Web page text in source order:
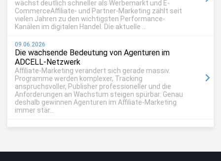
wächst deutlich schneller als Werbemarkt und E-
CommerceAffiliate- und Partner-Marketing zählt seit
vielen Jahren zu den wichtigsten Performance-
Kanälen im digitalen Handel. Die aktuelle ...
09.06.2026
Die wachsende Bedeutung von Agenturen im
ADCELL-Netzwerk
Affiliate-Marketing verändert sich gerade massiv.
Programme werden komplexer, Tracking
anspruchsvoller, Publisher professioneller und die
Anforderungen an Wachstum steigen spürbar. Genau
deshalb gewinnen Agenturen im Affiliate-Marketing
immer stär...